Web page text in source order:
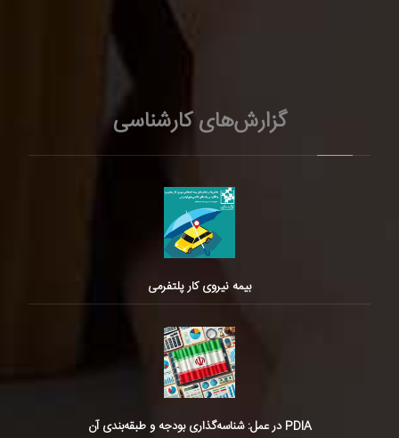
گزارش‌های کارشناسی
بیمه نیروی کار پلتفرمی
PDIA در عمل: شناسه‌گذاری بودجه و طبقه‌بندی آن